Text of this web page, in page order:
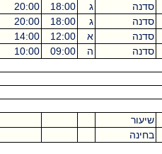
סדנה
ג 18:00
20:00
סדנה
ג 18:00
20:00
סדנה
א 12:00
14:00
סדנה
ה 09:00
10:00
שיעור
בחינה